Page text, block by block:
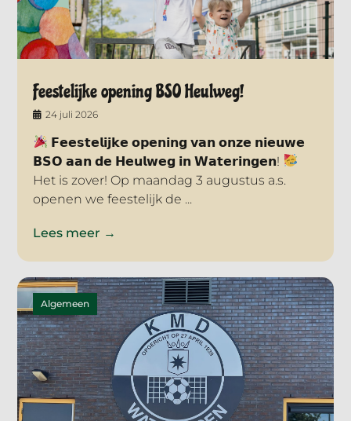
Feestelijke opening BSO Heulweg!
24 juli 2026
𝗙𝗲𝗲𝘀𝘁𝗲𝗹𝗶𝗷𝗸𝗲 𝗼𝗽𝗲𝗻𝗶𝗻𝗴 𝘃𝗮𝗻 𝗼𝗻𝘇𝗲 𝗻𝗶𝗲𝘂𝘄𝗲
𝗕𝗦𝗢 𝗮𝗮𝗻 𝗱𝗲 𝗛𝗲𝘂𝗹𝘄𝗲𝗴 𝗶𝗻 𝗪𝗮𝘁𝗲𝗿𝗶𝗻𝗴𝗲𝗻!
Het is zover! Op maandag 3 augustus a.s.
openen we feestelijk de ...
Lees meer →
Algemeen